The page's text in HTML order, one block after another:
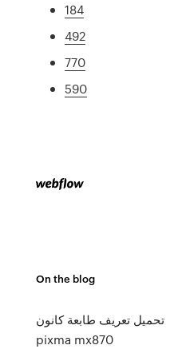
184
492
770
590
On the blog
تحميل تعريف طابعة كانون
pixma mx870